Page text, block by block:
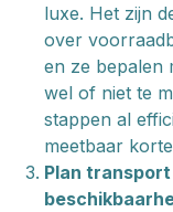
luxe. Het zijn
over
en ze bepalen
wel of niet te
stappen al
meetbaar
Plan